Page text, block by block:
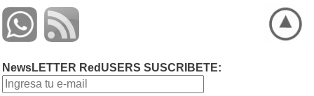
NewsLETTER RedUSERS SUSCRIBETE: